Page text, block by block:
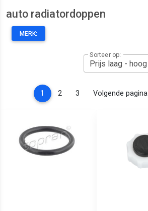
auto radiatordoppen
MERK:
Sorteer op:
1 (current)
2 3 Volgende pagina